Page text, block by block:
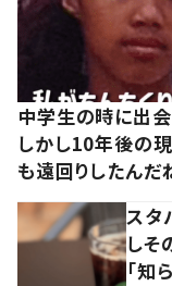
中学生の時に出
しかし10年後の
も遠回りしたんだ
スタ
しそ
「知